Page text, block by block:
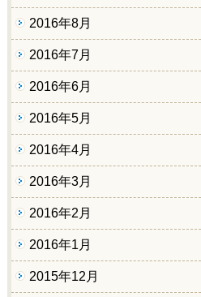
2016年8月
2016年7月
2016年6月
2016年5月
2016年4月
2016年3月
2016年2月
2016年1月
2015年12月